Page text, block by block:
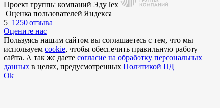
Проект группы компаний ЭдуТех
Оценка пользователей Яндекса
5 1250 отзыва
Оцените нас
Пользуясь нашим сайтом вы соглашаетесь с тем, что мы
используем cookie, чтобы обеспечить правильную работу
сайта. А так же даете согласие на обработку персональных
данных в целях, предусмотренных Политикой ПД
Ok